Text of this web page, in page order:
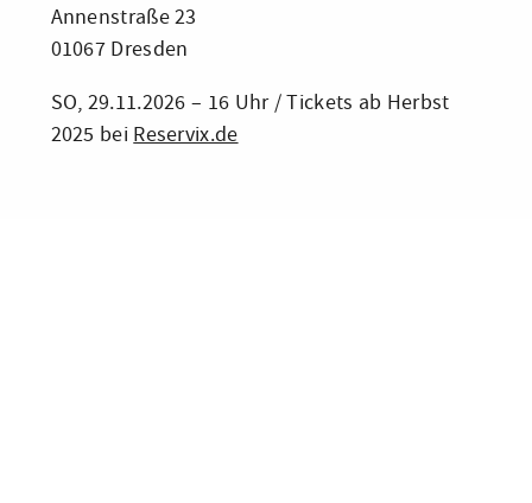
Annenstraße 23
01067 Dresden
SO, 29.11.2026 – 16 Uhr / Tickets ab Herbst
2025 bei Reservix.de